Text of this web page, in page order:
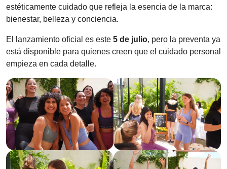
estéticamente cuidado que refleja la esencia de la marca:
bienestar, belleza y conciencia.
El lanzamiento oficial es este 5 de julio, pero la preventa ya
está disponible para quienes creen que el cuidado personal
empieza en cada detalle.